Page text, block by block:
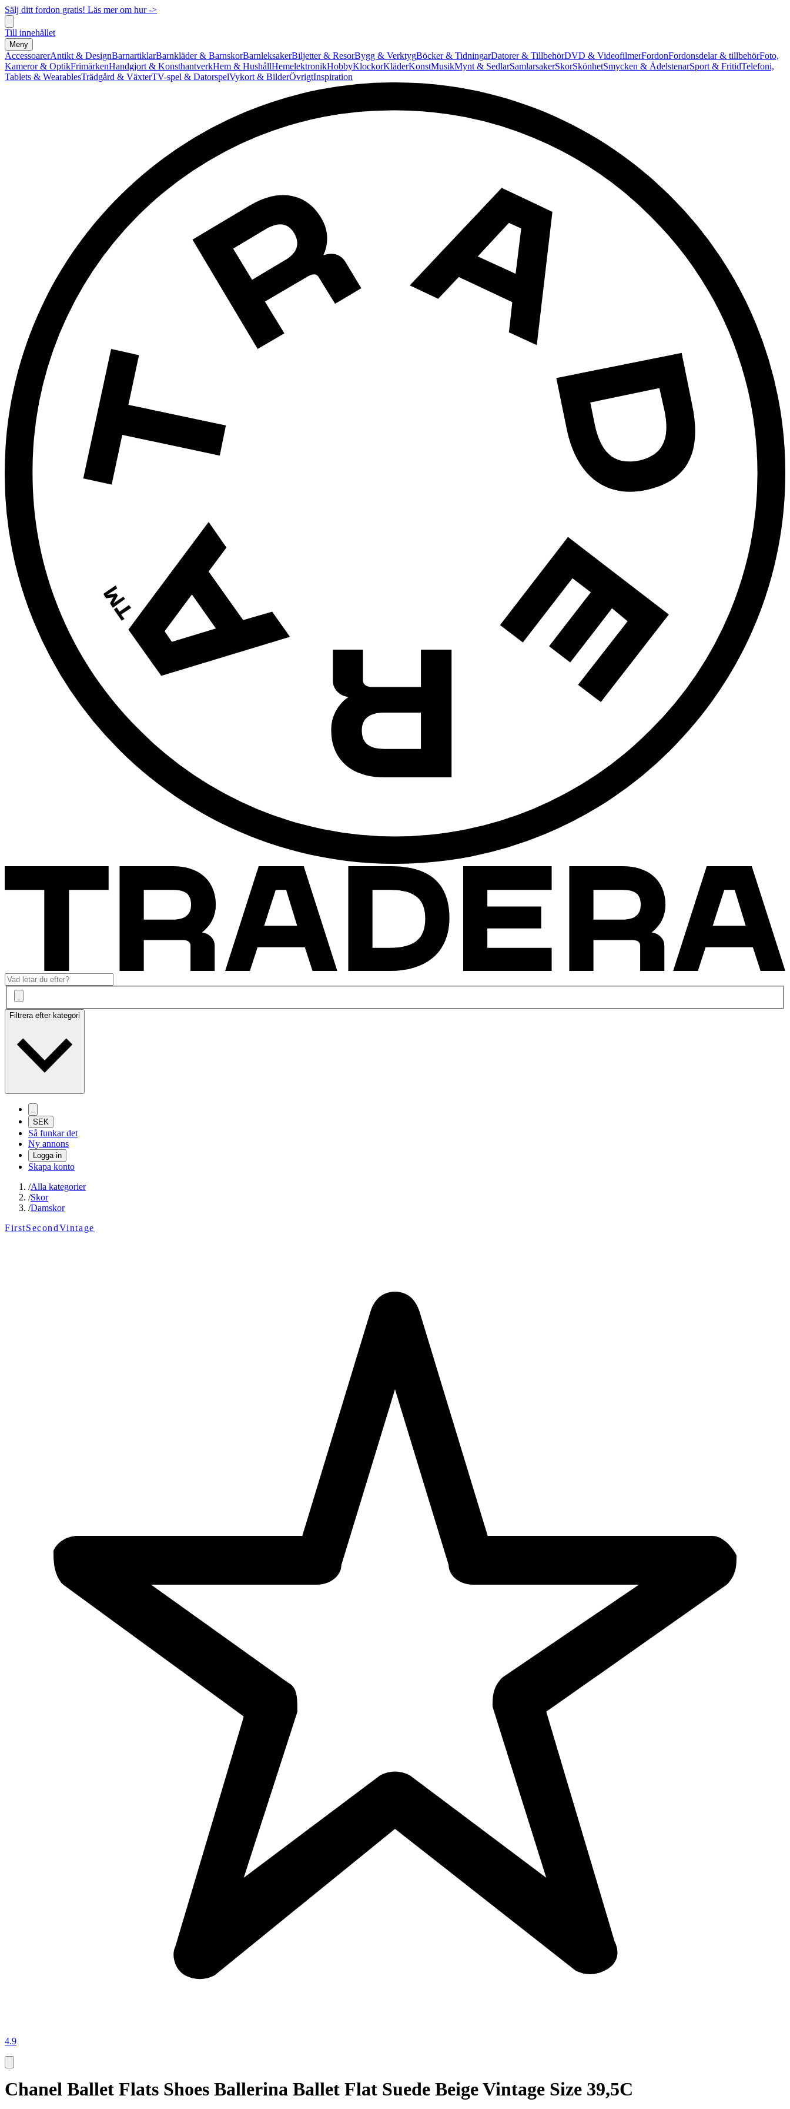
Sälj ditt fordon gratis! Läs mer om hur ->
Till innehållet
Meny
AccessoarerAntikt & DesignBarnartiklarBarnkläder & BarnskorBarnleksakerBiljetter & ResorBygg & VerktygBöcker & TidningarDatorer & TillbehörDVD & VideofilmerFordonFordonsdelar & tillbehörFoto,
Kameror & OptikFrimärkenHandgjort & KonsthantverkHem & HushållHemelektronikHobbyKlockorKläderKonstMusikMynt & SedlarSamlarsakerSkorSkönhetSmycken & ÄdelstenarSport & FritidTelefoni,
Tablets & WearablesTrädgård & VäxterTV-spel & DatorspelVykort & BilderÖvrigtInspiration
Filtrera efter kategori
SEK
Så funkar det
Ny annons
Logga in
Skapa konto
/Alla kategorier
/Skor
/Damskor
FirstSecondVintage
4.9
Chanel Ballet Flats Shoes Ballerina Ballet Flat Suede Beige Vintage Size 39,5C